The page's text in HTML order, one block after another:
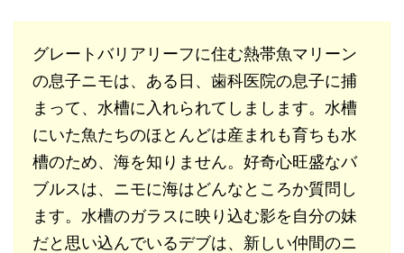
グレートバリアリーフに住む熱帯魚マリーン
の息子ニモは、ある日、歯科医院の息子に捕
まって、水槽に入れられてしまします。水槽
にいた魚たちのほとんどは産まれも育ちも水
槽のため、海を知りません。好奇心旺盛なバ
ブルスは、ニモに海はどんなところか質問し
ます。水槽のガラスに映り込む影を自分の妹
だと思い込んでいるデブは、新しい仲間のニ